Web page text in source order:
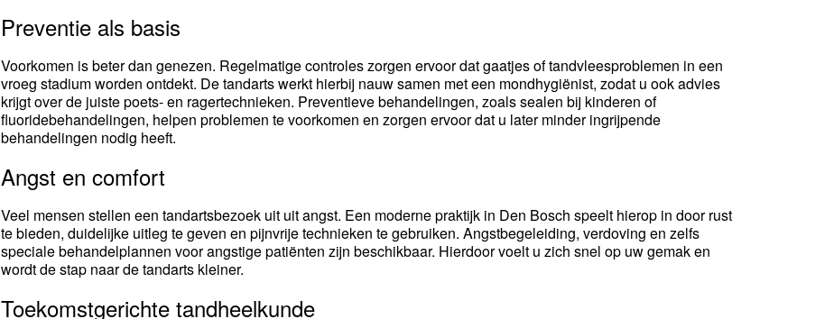
Preventie als basis
Voorkomen is beter dan genezen. Regelmatige controles zorgen ervoor dat gaatjes of tandvleesproblemen in een
vroeg stadium worden ontdekt. De tandarts werkt hierbij nauw samen met een mondhygiënist, zodat u ook advies
krijgt over de juiste poets- en ragertechnieken. Preventieve behandelingen, zoals sealen bij kinderen of
fluoridebehandelingen, helpen problemen te voorkomen en zorgen ervoor dat u later minder ingrijpende
behandelingen nodig heeft.
Angst en comfort
Veel mensen stellen een tandartsbezoek uit uit angst. Een moderne praktijk in Den Bosch speelt hierop in door rust
te bieden, duidelijke uitleg te geven en pijnvrije technieken te gebruiken. Angstbegeleiding, verdoving en zelfs
speciale behandelplannen voor angstige patiënten zijn beschikbaar. Hierdoor voelt u zich snel op uw gemak en
wordt de stap naar de tandarts kleiner.
Toekomstgerichte tandheelkunde